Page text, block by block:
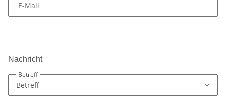
E-Mail
Nachricht
Betreff